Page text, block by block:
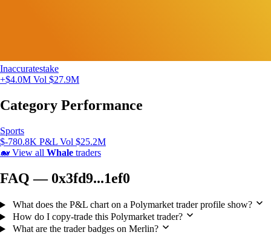
Inaccuratestake
+$4.0M Vol $27.9M
Category Performance
Sports
$-780.8K P&L Vol $25.2M
🐋 View all Whale traders
FAQ — 0x3fd9...1ef0
What does the P&L chart on a Polymarket trader profile show?
How do I copy-trade this Polymarket trader?
What are the trader badges on Merlin?